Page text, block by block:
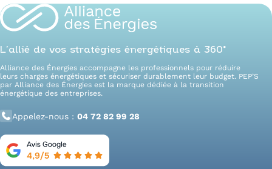
L’allié de vos stratégies énergétiques à 360°
Alliance des Énergies accompagne les professionnels pour réduire
leurs charges énergétiques et sécuriser durablement leur budget. PEP’S
par Alliance des Énergies est la marque dédiée à la transition
énergétique des entreprises.
Appelez-nous : 04 72 82 99 28